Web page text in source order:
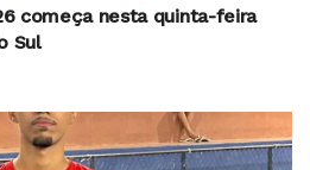
começa nesta quinta-feira
Sul